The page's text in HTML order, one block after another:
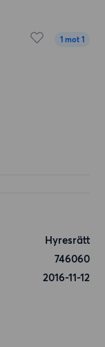
1 mot 1
Hyresrätt
746060
2016-11-12